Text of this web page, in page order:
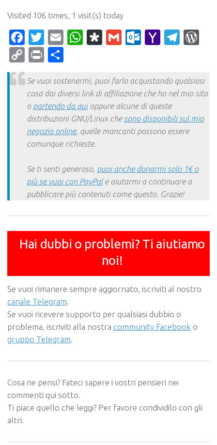
Visited 106 times, 1 visit(s) today
Facebook
Twitter
EmailWhatsApp
Diaspora
Gmail Yahoo
CopyPrint
Se vuoi sostenermi, puoi farlo acquistando qualsiasi
cosa dai diversi link di affiliazione che ho nel mio sito
o partendo da quioppure alcune di queste
distribuzioni GNU/Linux che sono disponibili sul mio
negozio online, quelle mancanti possono essere
comunque richieste.
Se ti senti generoso, puoi anche donarmi solo 1€ o
più se vuoi con PayPale aiutarmi a continuare a
pubblicare più contenuti come questo. Grazie!
Hai dubbi o problemi? Ti aiutiamo
noi!
Se vuoi rimanere sempre aggiornato, iscriviti al nostro
canale Telegram.
Se vuoi ricevere supporto per qualsiasi dubbio o
problema, iscriviti alla nostra community Facebook o
gruppo Telegram.
Cosa ne pensi? Fateci sapere i vostri pensieri nei
commenti qui sotto.
Ti piace quello che leggi? Per favore condividilo con gli
altri.